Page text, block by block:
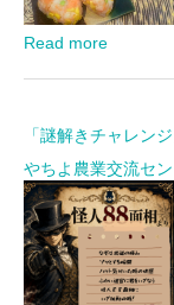
Read more
「謎解きチャレン
やちよ農業交流セ